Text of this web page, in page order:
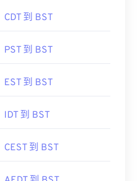
CDT 到 BST
PST 到 BST
EST 到 BST
IDT 到 BST
CEST 到 BST